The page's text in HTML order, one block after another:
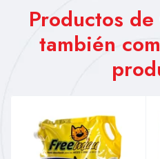
Productos
también